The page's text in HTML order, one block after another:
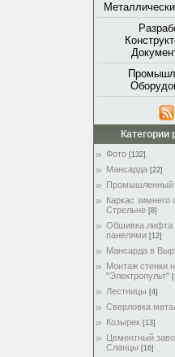
Категории
Фото [132]
Мансарда [22]
Промышленный
Каркас зимнего
Стрельне [8]
Обшивка лифта
панелями [12]
Мансарда в
Монтаж стенки
"Электропульт"
Лестницы [4]
Сверловка
Козырек [13]
Цементный
Сланцы [16]